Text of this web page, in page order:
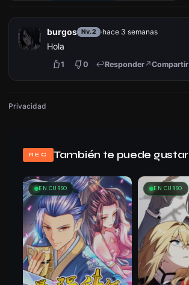
burgos Nv.2 ·hace 3 semanas
Hola
1 0 Responder Compartir
Privacidad
REC También te puede gustar
EN CURSO EN CURSO